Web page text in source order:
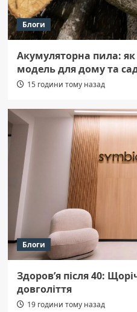
Блоги
Акумуляторна пила:
модель для дому та
15 години тому назад
Блоги
Здоров’я після 40:
довголіття
19 години тому назад